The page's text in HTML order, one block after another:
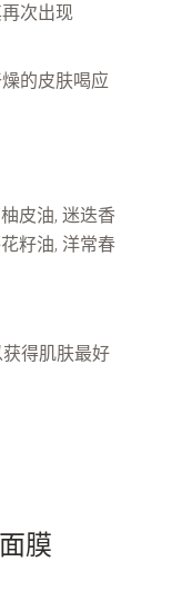
次出现
的皮肤喝应
皮油, 迷迭香
籽油, 洋常春
得肌肤最好
膜